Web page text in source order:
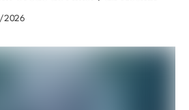
2026